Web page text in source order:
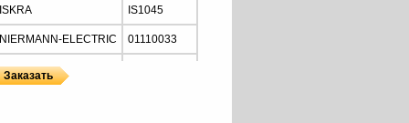
ISKRA IS1045
NIERMANN-ELECTRIC 01110033